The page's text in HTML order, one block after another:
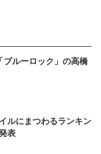
ルーロック」の高橋
ルにまつわるランキン
表